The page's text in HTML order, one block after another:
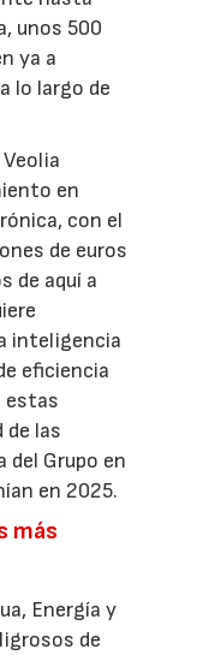
unos 500
ya a
lo largo de
en
con el
de euros
de aquí a
inteligencia
eficiencia
estas
las
del Grupo en
en 2025.
más
Energía y
de